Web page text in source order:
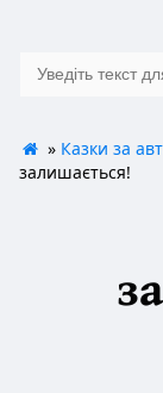
» Казки за
залишається!